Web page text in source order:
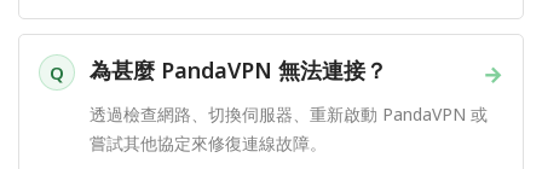
Q →
為甚麼 PandaVPN 無法連接？
透過檢查網路、切換伺服器、重新啟動 PandaVPN 或
嘗試其他協定來修復連線故障。